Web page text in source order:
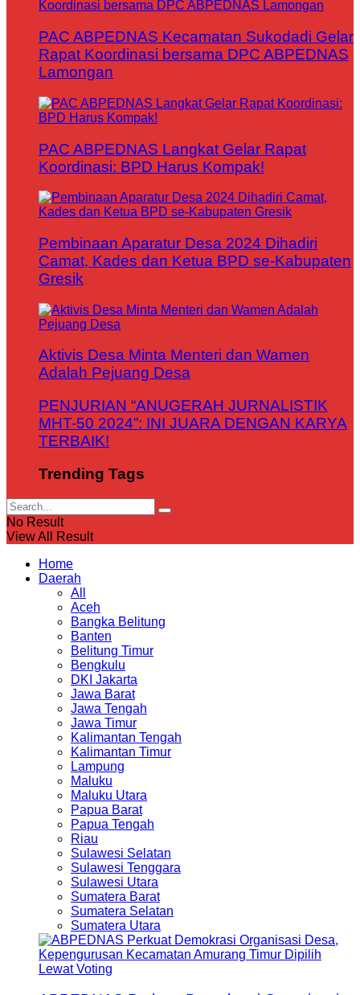
PAC ABPEDNAS Kecamatan Sukodadi Gelar
Rapat Koordinasi bersama DPC ABPEDNAS
Lamongan
PAC ABPEDNAS Langkat Gelar Rapat
Koordinasi: BPD Harus Kompak!
Pembinaan Aparatur Desa 2024 Dihadiri
Camat, Kades dan Ketua BPD se-Kabupaten
Gresik
Aktivis Desa Minta Menteri dan Wamen
Adalah Pejuang Desa
PENJURIAN “ANUGERAH JURNALISTIK
MHT-50 2024”: INI JUARA DENGAN KARYA
TERBAIK!
Trending Tags
No Result
View All Result
Home
Daerah
All
Aceh
Bangka Belitung
Banten
Belitung Timur
Bengkulu
DKI Jakarta
Jawa Barat
Jawa Tengah
Jawa Timur
Kalimantan Tengah
Kalimantan Timur
Lampung
Maluku
Maluku Utara
Papua Barat
Papua Tengah
Riau
Sulawesi Selatan
Sulawesi Tenggara
Sulawesi Utara
Sumatera Barat
Sumatera Selatan
Sumatera Utara